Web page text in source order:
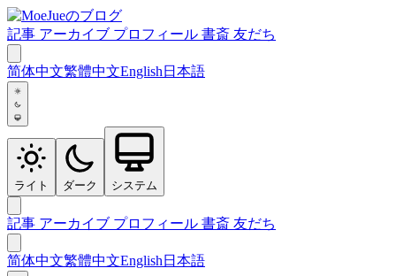
記事 アーカイブ プロフィール 書斎 友だち
简体中文繁體中文English 日本語
ライト ダーク システム
記事 アーカイブ プロフィール 書斎 友だち
简体中文繁體中文English 日本語